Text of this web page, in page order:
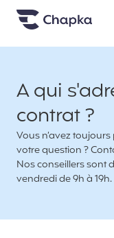
Chapka
A qui
contrat ?
Vous n’avez
votre question ?
Nos conseillers sont
vendredi de 9h à 19h.